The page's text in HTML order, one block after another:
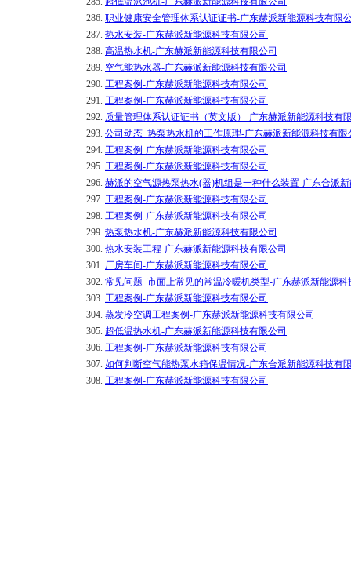
286. 职业健康安全管理体系认证证书-广东赫派新能源科技有限
287. 热水安装-广东赫派新能源科技有限公司
288. 高温热水机-广东赫派新能源科技有限公司
289. 空气能热水器-广东赫派新能源科技有限公司
290. 工程案例-广东赫派新能源科技有限公司
291. 工程案例-广东赫派新能源科技有限公司
292. 质量管理体系认证证书（英文版）-广东赫派新能源科技有
293. 公司动态_热泵热水机的工作原理-广东赫派新能源科技有限
294. 工程案例-广东赫派新能源科技有限公司
295. 工程案例-广东赫派新能源科技有限公司
296. 赫派的空气源热泵热水(器)机组是一种什么装置-广东合派
297. 工程案例-广东赫派新能源科技有限公司
298. 工程案例-广东赫派新能源科技有限公司
299. 热泵热水机-广东赫派新能源科技有限公司
300. 热水安装工程-广东赫派新能源科技有限公司
301. 厂房车间-广东赫派新能源科技有限公司
302. 常见问题_市面上常见的常温冷暖机类型-广东赫派新能源科
303. 工程案例-广东赫派新能源科技有限公司
304. 蒸发冷空调工程案例-广东赫派新能源科技有限公司
305. 超低温热水机-广东赫派新能源科技有限公司
306. 工程案例-广东赫派新能源科技有限公司
307. 如何判断空气能热泵水箱保温情况-广东合派新能源科技有
308. 工程案例-广东赫派新能源科技有限公司